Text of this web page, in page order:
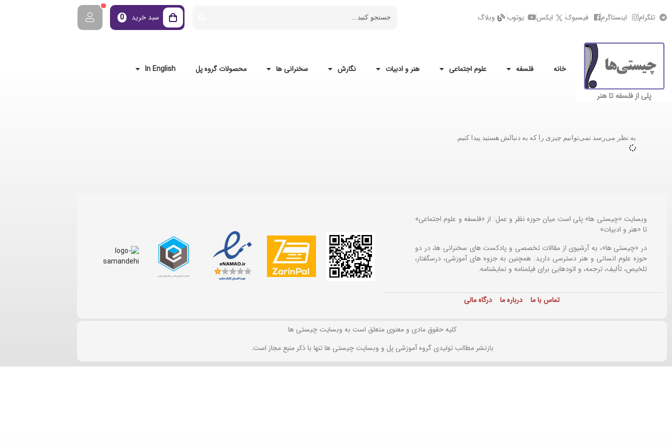
تلگرام اینستاگرم فیسبوک ایکس یوتوب وبلاگ سبد خرید 0
پلی از فلسفه تا هنر
خانه فلسفه علوم اجتماعی هنر و ادبیات نگارش سخنرانی ها محصولات گروه پل In English
به نظر می‌رسد نمی‌توانیم چیزی را که به دنبالش هستید پیدا کنیم.
وبسایت «چیستی ها» پلی است میان حوزه نظر و عمل: از «فلسفه و علوم اجتماعی»
تا «هنر و ادبیات»
در «چیستی ها»، به آرشیوی از مقالات تخصصی و پادکست های سخنرانی ها، در دو
حوزه علوم انسانی و هنر دسترسی دارید. همچنین به جزوه های آموزشی، درسگفتار،
تلخیص، تألیف، ترجمه، و اتودهایی برای فیلمنامه و نمایشنامه.
تماس با ما درباره ما درگاه مالی
کلیه حقوق مادی و معنوی متعلق است به وبسایت چیستی ها
بازنشر مطالب تولیدی گروه آموزشی پل و وبسایت چیستی ها تنها با ذکر منبع مجاز است.